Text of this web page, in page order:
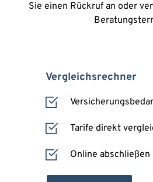
Sie einen Rückruf an oder
Vergleichsrechner
Tarife direkt
Online abschließen